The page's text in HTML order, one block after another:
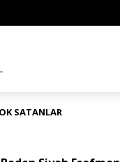
SATANLAR